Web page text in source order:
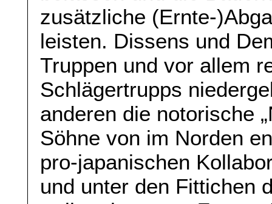
zusätzliche (Ernte-
leisten. Dissens und
Truppen und vor allem
Schlägertrupps
anderen die notorische
Söhne von im Norden
pro-japanischen
und unter den Fittichen